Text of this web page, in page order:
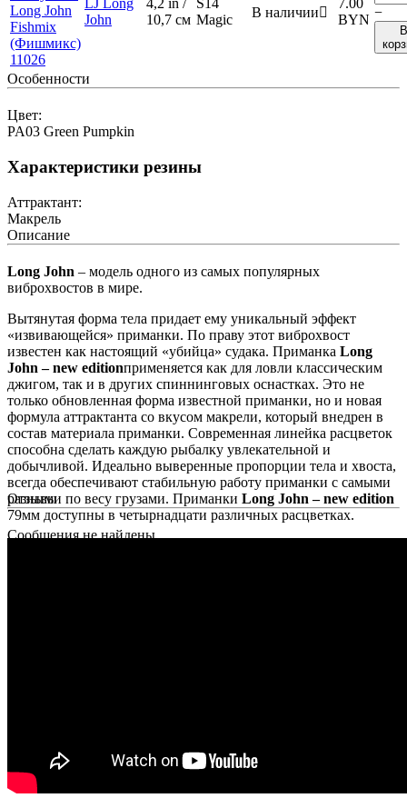
LJ Long
John
4,2 in /
10,7 см
S14
Magic
В наличии
7.00
BYN −
В
Особенности
Цвет:
PA03 Green Pumpkin
Характеристики резины
Аттрактант:
Макрель
Описание
Long John – модель одного из самых популярных
виброхвостов в мире.
Вытянутая форма тела придает ему уникальный эффект
«извивающейся» приманки. По праву этот виброхвост
известен как настоящий «убийца» судака. Приманка Long
John – new editionприменяется как для ловли классическим
джигом, так и в других спиннинговых оснастках. Это не
только обновленная форма известной приманки, но и новая
формула аттрактанта со вкусом макрели, который внедрен в
состав материала приманки. Современная линейка расцветок
способна сделать каждую рыбалку увлекательной и
добычливой. Идеально выверенные пропорции тела и хвоста,
всегда обеспечивают стабильную работу приманки с самыми
разными по весу грузами. Приманки Long John – new edition
79мм доступны в четырнадцати различных расцветках.
Отзывы
Сообщения не найдены
Магазин